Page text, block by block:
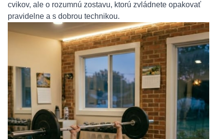
cvikov, ale o rozumnú zostavu, ktorú zvládnete opakovať
pravidelne a s dobrou technikou.